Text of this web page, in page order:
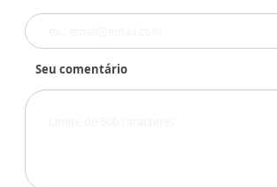
Seu comentário